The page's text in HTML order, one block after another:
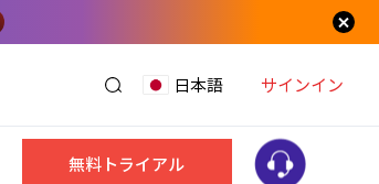
日本語 サインイン
無料トライアル